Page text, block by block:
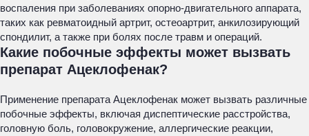
воспаления при заболеваниях опорно-двигательного аппарата,
таких как ревматоидный артрит, остеоартрит, анкилозирующий
спондилит, а также при болях после травм и операций.
Какие побочные эффекты может вызвать
препарат Ацеклофенак?
Применение препарата Ацеклофенак может вызвать различные
побочные эффекты, включая диспептические расстройства,
головную боль, головокружение, аллергические реакции,